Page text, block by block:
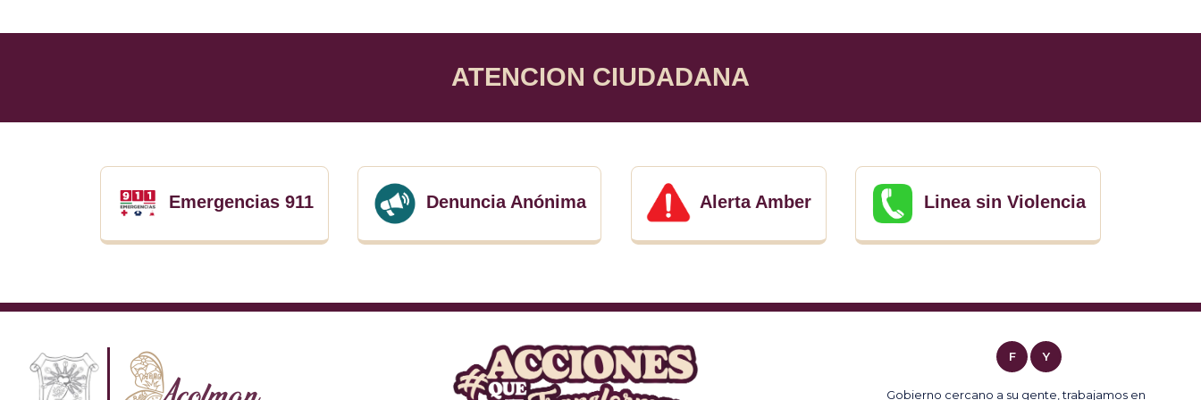
ATENCION CIUDADANA
Emergencias 911 Denuncia Anónima Alerta Amber Linea sin Violencia
F Y
Gobierno cercano a su gente, trabajamos en